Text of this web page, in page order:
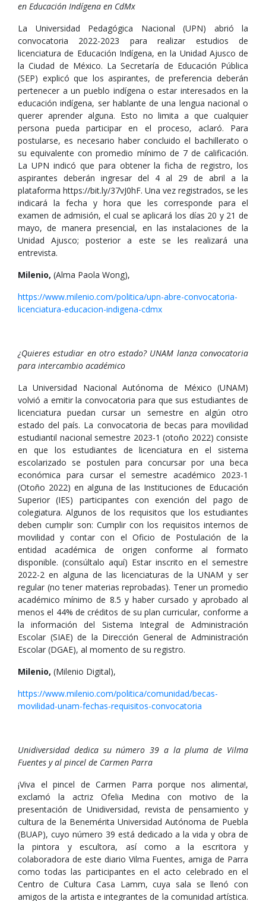
en Educación Indígena en CdMx
La Universidad Pedagógica Nacional (UPN) abrió la
convocatoria 2022-2023 para realizar estudios de
licenciatura de Educación Indígena, en la Unidad Ajusco de
la Ciudad de México. La Secretaría de Educación Pública
(SEP) explicó que los aspirantes, de preferencia deberán
pertenecer a un pueblo indígena o estar interesados en la
educación indígena, ser hablante de una lengua nacional o
querer aprender alguna. Esto no limita a que cualquier
persona pueda participar en el proceso, aclaró. Para
postularse, es necesario haber concluido el bachillerato o
su equivalente con promedio mínimo de 7 de calificación.
La UPN indicó que para obtener la ficha de registro, los
aspirantes deberán ingresar del 4 al 29 de abril a la
plataforma https://bit.ly/37vJ0hF. Una vez registrados, se les
indicará la fecha y hora que les corresponde para el
examen de admisión, el cual se aplicará los días 20 y 21 de
mayo, de manera presencial, en las instalaciones de la
Unidad Ajusco; posterior a este se les realizará una
entrevista.
Milenio, (Alma Paola Wong),
https://www.milenio.com/politica/upn-abre-convocatoria-
licenciatura-educacion-indigena-cdmx
¿Quieres estudiar en otro estado? UNAM lanza convocatoria
para intercambio académico
La Universidad Nacional Autónoma de México (UNAM)
volvió a emitir la convocatoria para que sus estudiantes de
licenciatura puedan cursar un semestre en algún otro
estado del país. La convocatoria de becas para movilidad
estudiantil nacional semestre 2023-1 (otoño 2022) consiste
en que los estudiantes de licenciatura en el sistema
escolarizado se postulen para concursar por una beca
económica para cursar el semestre académico 2023-1
(Otoño 2022) en alguna de las Instituciones de Educación
Superior (IES) participantes con exención del pago de
colegiatura. Algunos de los requisitos que los estudiantes
deben cumplir son: ​Cumplir con los requisitos internos de
movilidad y contar con el Oficio de Postulación de la
entidad académica de origen conforme al formato
disponible. (consúltalo aquí) Estar inscrito en el semestre
2022-2 en alguna de las licenciaturas de la UNAM y ser
regular (no tener materias reprobadas). Tener un promedio
académico mínimo de 8.5 y haber cursado y aprobado al
menos el 44% de créditos de su plan curricular, conforme a
la información del Sistema Integral de Administración
Escolar (SIAE) de la Dirección General de Administración
Escolar (DGAE), al momento de su registro.
Milenio, (Milenio Digital),
https://www.milenio.com/politica/comunidad/becas-
movilidad-unam-fechas-requisitos-convocatoria
Unidiversidad dedica su número 39 a la pluma de Vilma
Fuentes y al pincel de Carmen Parra
¡Viva el pincel de Carmen Parra porque nos alimenta!,
exclamó la actriz Ofelia Medina con motivo de la
presentación de Unidiversidad, revista de pensamiento y
cultura de la Benemérita Universidad Autónoma de Puebla
(BUAP), cuyo número 39 está dedicado a la vida y obra de
la pintora y escultora, así como a la escritora y
colaboradora de este diario Vilma Fuentes, amiga de Parra
como todas las participantes en el acto celebrado en el
Centro de Cultura Casa Lamm, cuya sala se llenó con
amigos de la artista e integrantes de la comunidad artística.